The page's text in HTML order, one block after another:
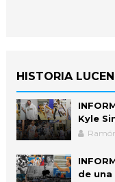
HISTORIA
Kyle
de